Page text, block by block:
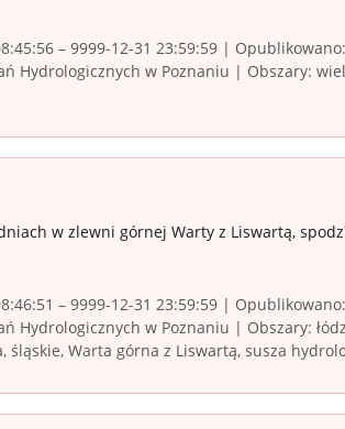
– 9999-12-31 23:59:59 |
Hydrologicznych w Poznaniu | Obszary:
w zlewni górnej Warty z Liswartą,
– 9999-12-31 23:59:59 |
Hydrologicznych w Poznaniu | Obszary:
Warta górna z Liswartą, susza